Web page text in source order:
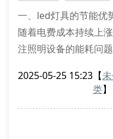
一、led灯具的节能优
随着电费成本持续上
注照明设备的能耗问
要长时间开启的商业
2025-05-25 15:23 【
类】